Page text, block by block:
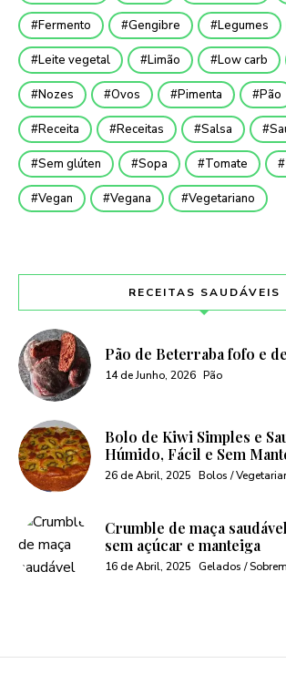
Fermento Gengibre Legumes
Leite vegetal Limão Low carb
Nozes Ovos Pimenta Pão
Receita Receitas Salsa
Sem glúten Sopa Tomate
Vegan Vegana Vegetariano
RECEITAS SAUDÁVEIS
Pão de Beterraba fofo e
14 de Junho, 2026 Pão
Bolo de Kiwi Simples e
Húmido, Fácil e Sem
26 de Abril, 2025 Bolos /
Crumble de maça
sem açúcar e manteiga
16 de Abril, 2025 Gelados /